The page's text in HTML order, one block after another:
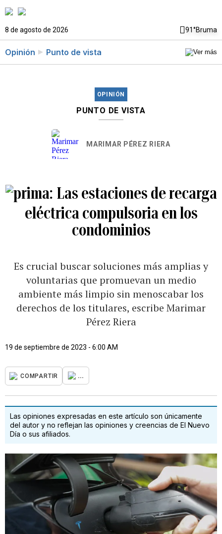
8 de agosto de 2026 91°Bruma
Opinión Punto de vista
OPINIÓN
PUNTO DE VISTA
MARIMAR PÉREZ RIERA
Las estaciones de recarga
eléctrica compulsoria en los
condominios
Es crucial buscar soluciones más amplias y
voluntarias que promuevan un medio
ambiente más limpio sin menoscabar los
derechos de los titulares, escribe Marimar
Pérez Riera
19 de septiembre de 2023 - 6:00 AM
COMPARTIR ...
Las opiniones expresadas en este artículo son únicamente
del autor y no reflejan las opiniones y creencias de El Nuevo
Día o sus afiliados.